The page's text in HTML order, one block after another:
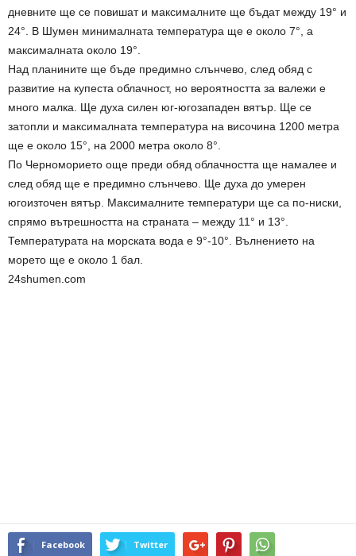
дневните ще се повишат и максималните ще бъдат между 19° и
24°. В Шумен минималната температура ще е около 7°, а
максималната около 19°.
Над планините ще бъде предимно слънчево, след обяд с
развитие на купеста облачност, но вероятността за валежи е
много малка. Ще духа силен юг-югозападен вятър. Ще се
затопли и максималната температура на височина 1200 метра
ще е около 15°, на 2000 метра около 8°.
По Черноморието още преди обяд облачността ще намалее и
след обяд ще е предимно слънчево. Ще духа до умерен
югоизточен вятър. Максималните температури ще са по-ниски,
спрямо вътрешността на страната – между 11° и 13°.
Температурата на морската вода е 9°-10°. Вълнението на
морето ще е около 1 бал.
24shumen.com
Facebook Twitter